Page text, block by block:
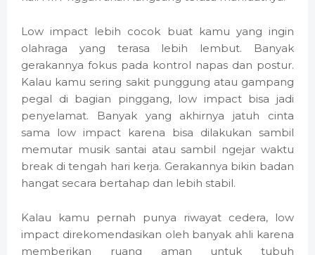
Low impact lebih cocok buat kamu yang ingin
olahraga yang terasa lebih lembut. Banyak
gerakannya fokus pada kontrol napas dan postur.
Kalau kamu sering sakit punggung atau gampang
pegal di bagian pinggang, low impact bisa jadi
penyelamat. Banyak yang akhirnya jatuh cinta
sama low impact karena bisa dilakukan sambil
memutar musik santai atau sambil ngejar waktu
break di tengah hari kerja. Gerakannya bikin badan
hangat secara bertahap dan lebih stabil.
Kalau kamu pernah punya riwayat cedera, low
impact direkomendasikan oleh banyak ahli karena
memberikan ruang aman untuk tubuh